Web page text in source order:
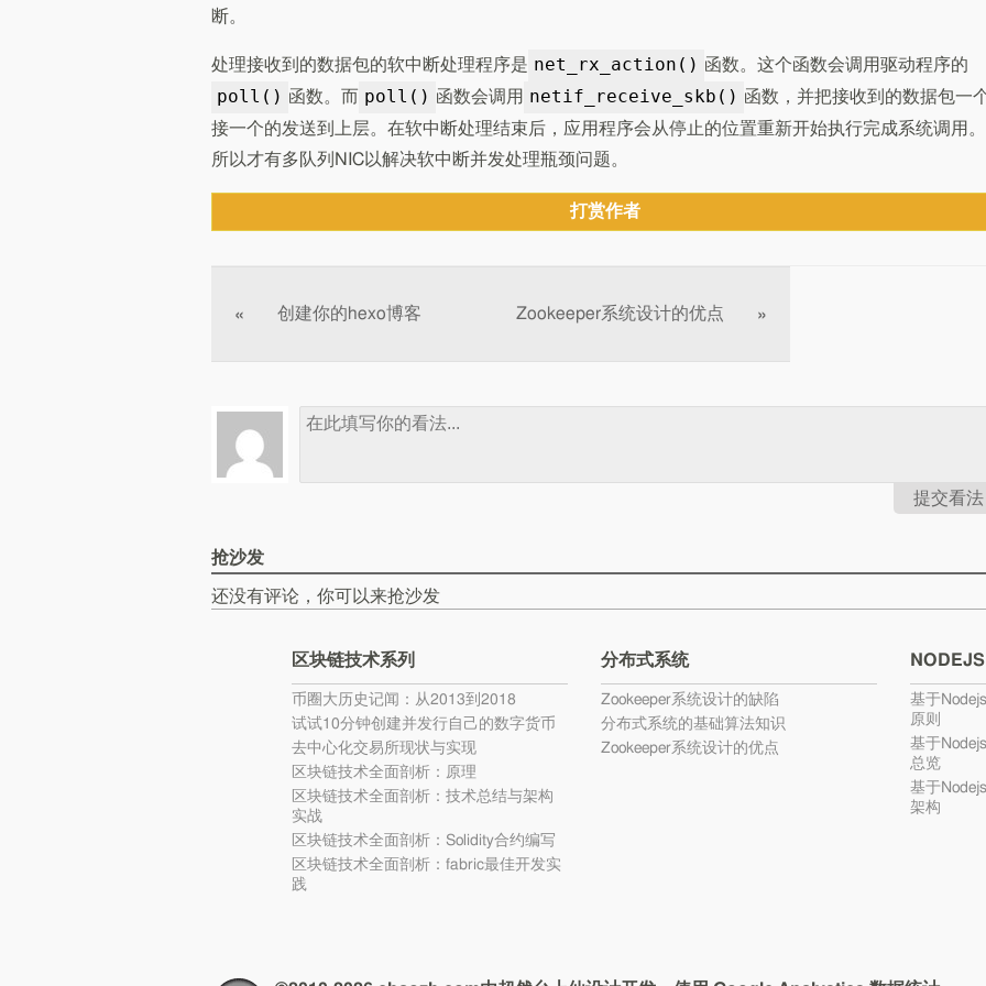
断。
处理接收到的数据包的软中断处理程序是 net_rx_action() 函数。这个函数会调用驱动程序的
poll() 函数。而 poll() 函数会调用 netif_receive_skb() 函数，并把接收到的数据包一
接一个的发送到上层。在软中断处理结束后，应用程序会从停止的位置重新开始执行完成系统调用。
所以才有多队列NIC以解决软中断并发处理瓶颈问题。
打赏作者
« 创建你的hexo博客 Zookeeper系统设计的优点 »
提交看法
抢沙发
还没有评论，你可以来抢沙发
区块链技术系列
币圈大历史记闻：从2013到2018
试试10分钟创建并发行自己的数字货币
去中心化交易所现状与实现
区块链技术全面剖析：原理
区块链技术全面剖析：技术总结与架构
实战
区块链技术全面剖析：Solidity合约编写
区块链技术全面剖析：fabric最佳开发实
践
分布式系统
Zookeeper系统设计的缺陷
分布式系统的基础算法知识
Zookeeper系统设计的优点
基于
原则
基于
总览
基于
架构